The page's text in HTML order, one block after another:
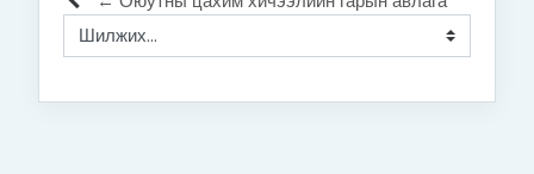
Шилжих...